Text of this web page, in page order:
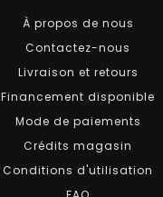
À propos de nous
Contactez-nous
Livraison et retours
Financement disponible
Mode de paiements
Crédits magasin
Conditions d'utilisation